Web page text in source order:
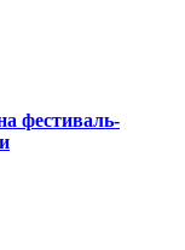
фестиваль-